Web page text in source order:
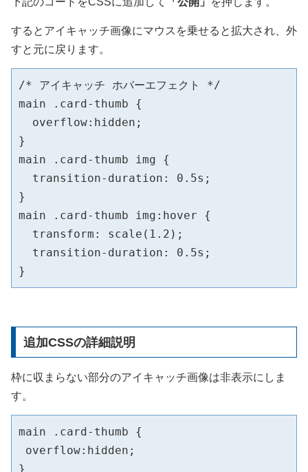
するとアイキャッチ画像にマウスを乗せると拡大され、外
すと元に戻ります。
/* アイキャッチ ホバーエフェクト */
main .card-thumb {
  overflow:hidden;
}
main .card-thumb img {
  transition-duration: 0.5s;
}
main .card-thumb img:hover {
  transform: scale(1.2);
  transition-duration: 0.5s;
追加CSSの詳細説明
枠に収まらない部分のアイキャッチ画像は非表示にしま
す。
main .card-thumb {
overflow:hidden;
}